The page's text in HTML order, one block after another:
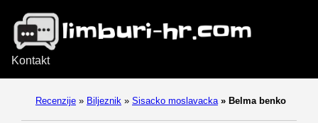
Kontakt
Recenzije » Biljeznik » Sisacko moslavacka » Belma benko